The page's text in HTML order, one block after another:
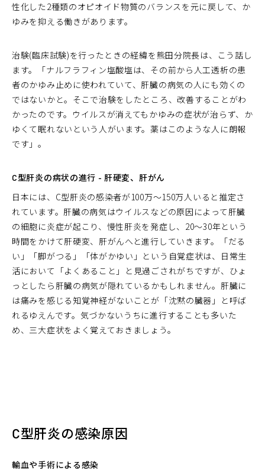
性化した2種類のオピオイド物質のバランスを元に戻して、か
ゆみを抑える働きがあります。
治験(臨床試験)を行ったときの経緯を熊田分院長は、こう話し
ます。「ナルフラフィン塩酸塩は、その前から人工透析の患
者のかゆみ止めに使われていて、肝臓の病気の人にも効くの
ではないかと。そこで治験をしたところ、改善することがわ
かったのです。ウイルスが消えてもかゆみの症状が治らず、か
ゆくて眠れないという人がいます。薬はこのような人に朗報
です」。
C型肝炎の病状の進行 - 肝硬変、肝がん
日本には、C型肝炎の感染者が100万～150万人いると推定さ
れています。肝臓の病気はウイルスなどの原因によって肝臓
の細胞に炎症が起こり、慢性肝炎を発症し、20～30年という
時間をかけて肝硬変、肝がんへと進行していきます。「だる
い」「脚がつる」「体がかゆい」という自覚症状は、日常生
活において「よくあること」と見過ごされがちですが、ひょ
っとしたら肝臓の病気が隠れているかもしれません。肝臓に
は痛みを感じる知覚神経がないことが「沈黙の臓器」と呼ば
れるゆえんです。気づかないうちに進行することも多いた
め、三大症状をよく覚えておきましょう。
C型肝炎の感染原因
輸血や手術による感染